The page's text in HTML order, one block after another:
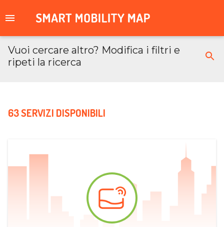
Vuoi cercare altro? Modifica i filtri e
ripeti la ricerca
63 SERVIZI DISPONIBILI